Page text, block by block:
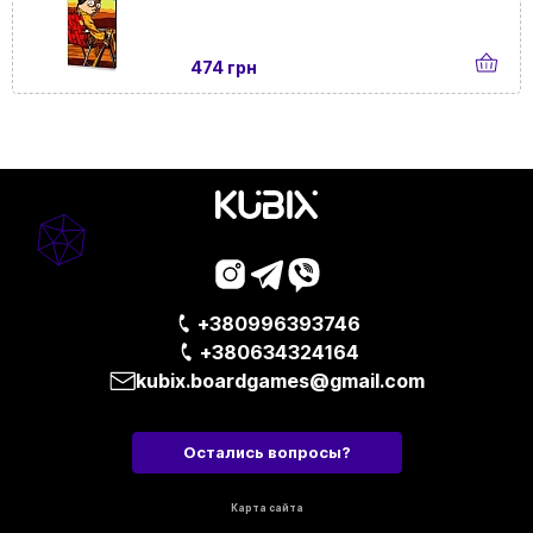
474 грн
+380996393746
+380634324164
kubix.boardgames@gmail.com
Остались вопросы?
Карта сайта